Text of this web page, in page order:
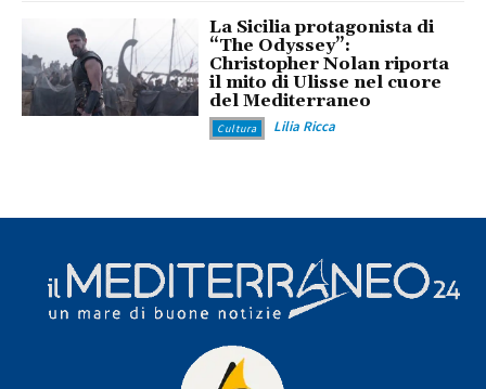
La Sicilia protagonista di
“The Odyssey”:
Christopher Nolan riporta
il mito di Ulisse nel cuore
del Mediterraneo
Cultura Lilia Ricca